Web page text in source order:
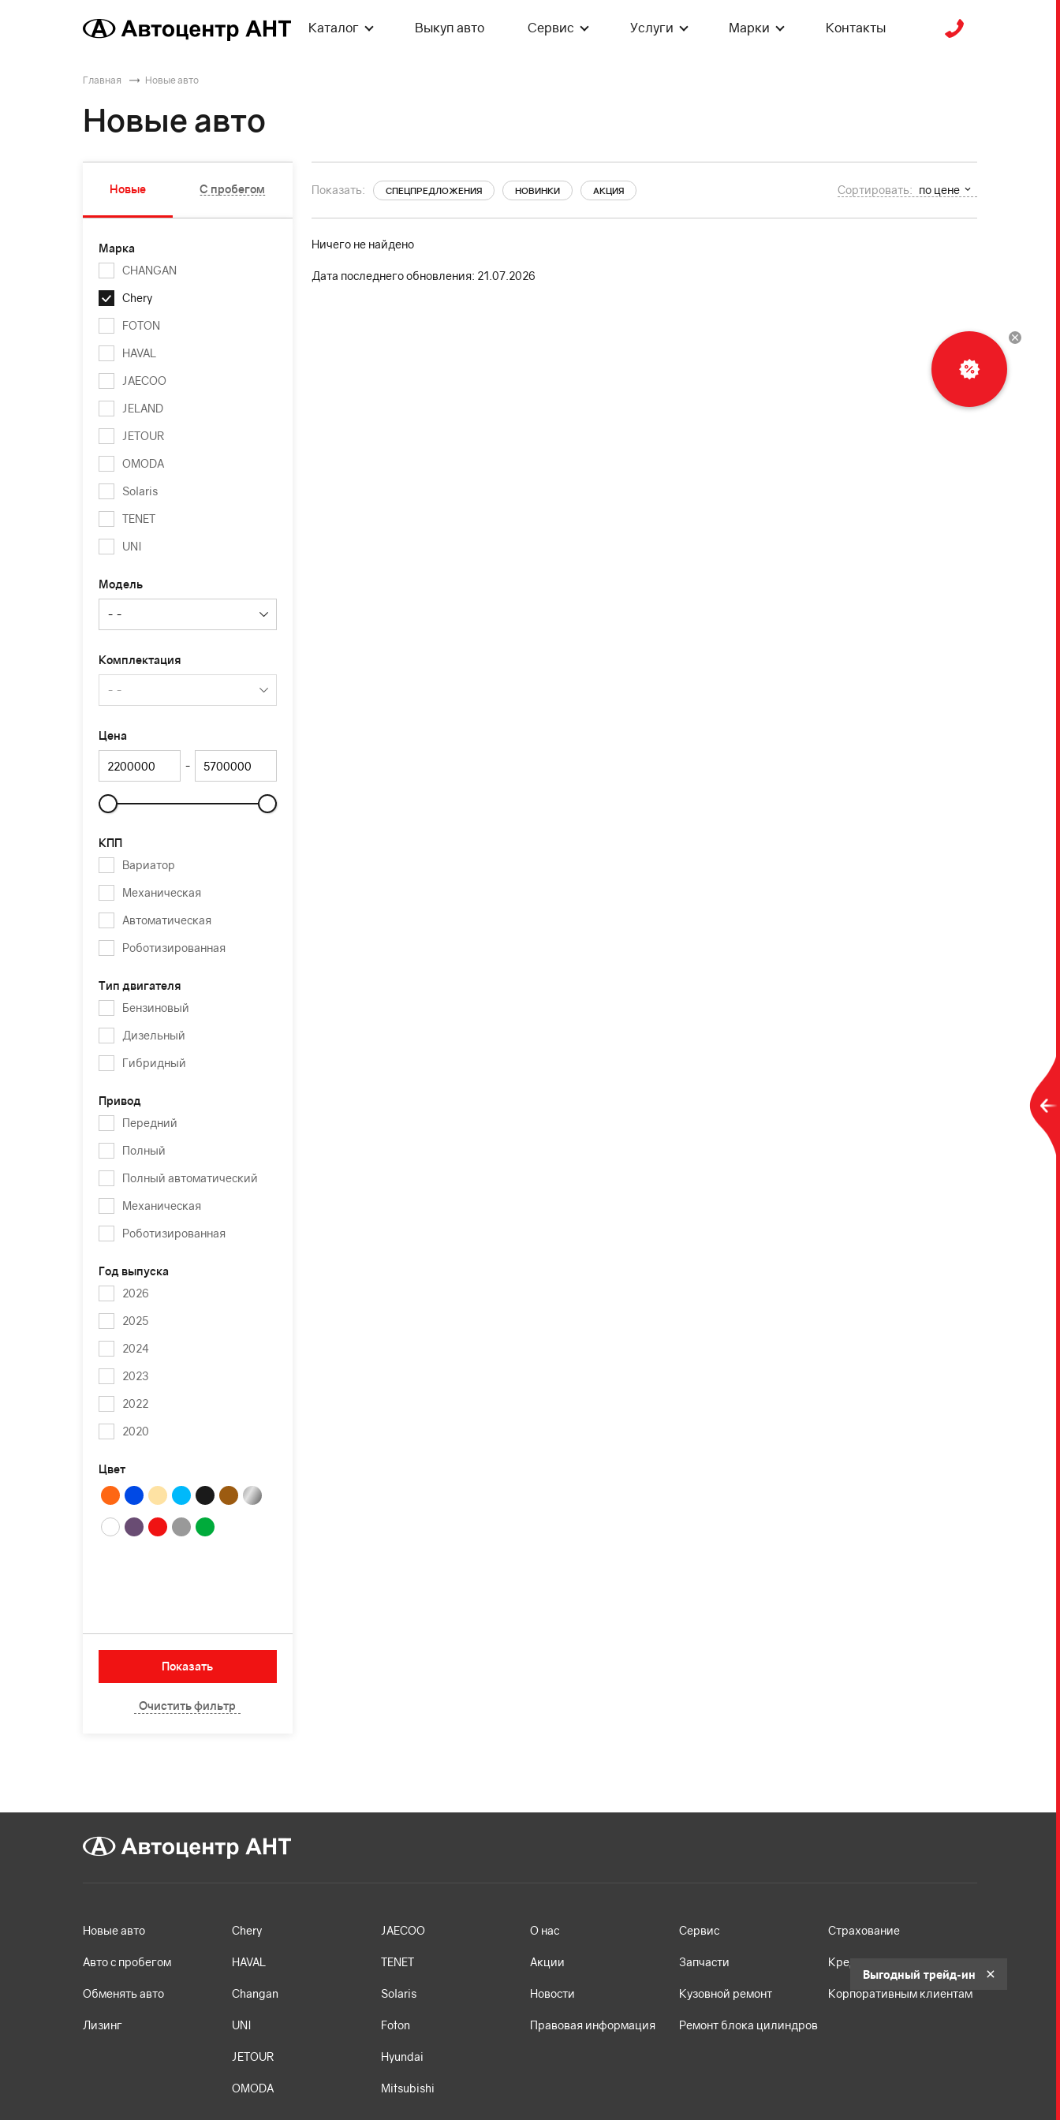
Каталог Выкуп авто Сервис Услуги Марки Контакты
Главная Новые авто
Новые авто
Новые С пробегом
Марка
CHANGAN
Chery
FOTON
HAVAL
JAECOO
JELAND
JETOUR
OMODA
Solaris
TENET
UNI
Модель
Комплектация
Цена
-
КПП
Вариатор
Механическая
Автоматическая
Роботизированная
Тип двигателя
Бензиновый
Дизельный
Гибридный
Привод
Передний
Полный
Полный автоматический
Механическая
Роботизированная
Год выпуска
2026
2025
2024
2023
2022
2020
Цвет
Показать: СПЕЦПРЕДЛОЖЕНИЯ НОВИНКИ АКЦИЯ Сортировать: по цене
Ничего не найдено
Дата последнего обновления: 21.07.2026
Новые авто
Авто с пробегом
Обменять авто
Лизинг
Chery
HAVAL
Changan
UNI
JETOUR
OMODA
JAECOO
TENET
Solaris
Foton
Hyundai
Mitsubishi
О нас
Акции
Новости
Правовая информация
Сервис
Запчасти
Кузовной ремонт
Ремонт блока цилиндров
Страхование
Кредит
Корпоративным клиентам
Выгодный трейд-ин